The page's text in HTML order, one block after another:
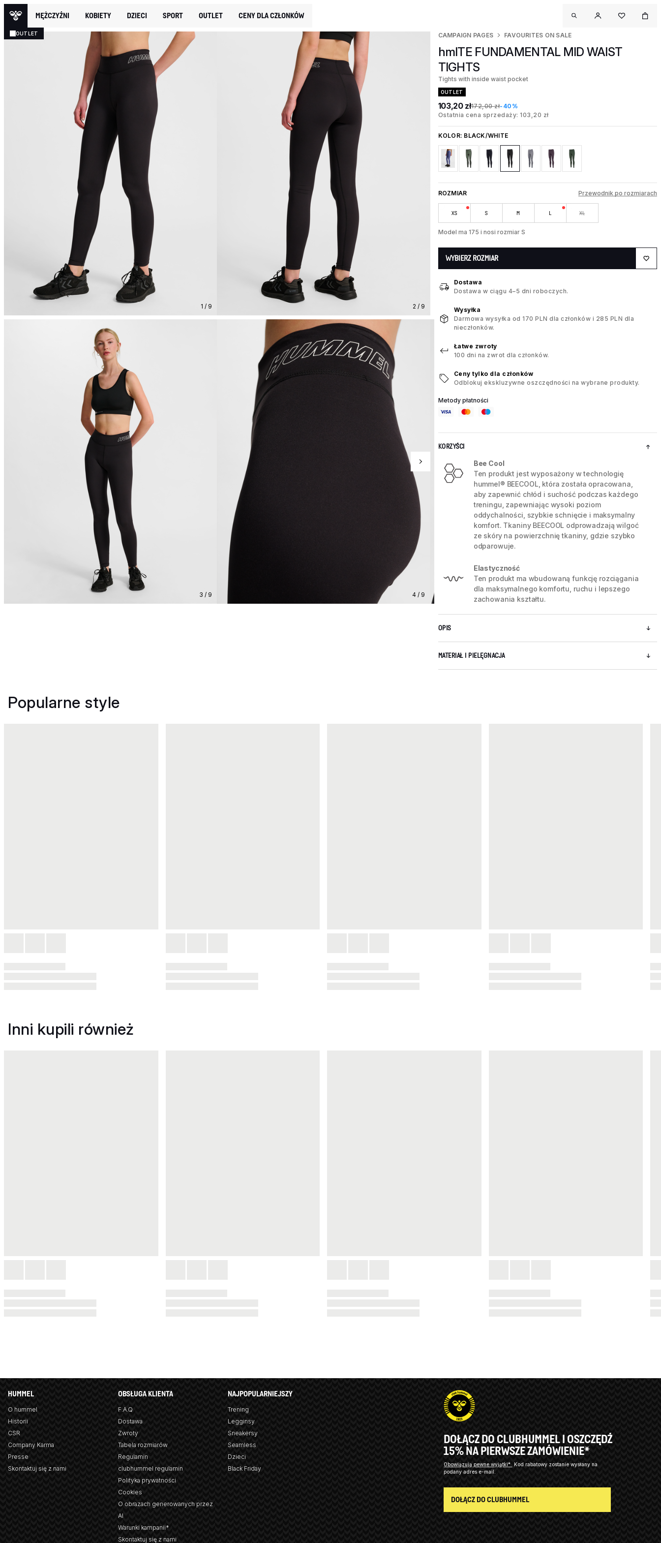
MĘŻCZYŹNI KOBIETY DZIECI SPORT OUTLET CENY DLA CZŁONKÓW
OUTLET
1 / 9 2 / 9
3 / 9 4 / 9
CAMPAIGN PAGES FAVOURITES ON SALE
hmlTE FUNDAMENTAL MID WAIST
TIGHTS
Tights with inside waist pocket
OUTLET
103,20 zł172,00 zł-40%
Ostatnia cena sprzedaży: 103,20 zł
KOLOR: BLACK/WHITE
ROZMIAR Przewodnik po rozmiarach
XS S M L XL
Model ma 175 i nosi rozmiar S
WYBIERZ ROZMIAR
Dostawa
Dostawa w ciągu 4–5 dni roboczych.
Wysyłka
Darmowa wysyłka od 170 PLN dla członków i 285 PLN dla
nieczłonków.
Łatwe zwroty
100 dni na zwrot dla członków.
Ceny tylko dla członków
Odblokuj ekskluzywne oszczędności na wybrane produkty.
Metody płatności
KORZYŚCI
Bee Cool
Ten produkt jest wyposażony w technologię
hummel® BEECOOL, która została opracowana,
aby zapewnić chłód i suchość podczas każdego
treningu, zapewniając wysoki poziom
oddychalności, szybkie schnięcie i maksymalny
komfort. Tkaniny BEECOOL odprowadzają wilgoć
ze skóry na powierzchnię tkaniny, gdzie szybko
odparowuje.
Elastyczność
Ten produkt ma wbudowaną funkcję rozciągania
dla maksymalnego komfortu, ruchu i lepszego
zachowania kształtu.
OPIS
MATERIAŁ I PIELĘGNACJA
Popularne style
Inni kupili również
HUMMEL
O hummel
Historii
CSR
Company Karma
Presse
Skontaktuj się z nami
OBSŁUGA KLIENTA
F.A.Q
Dostawa
Zwroty
Tabela rozmiarów
Regulamin
clubhummel regulamin
Polityka prywatności
Cookies
O obrazach generowanych przez
AI
Warunki kampanii*
Skontaktuj się z nami
NAJPOPULARNIEJSZY
Trening
Legginsy
Sneakersy
Seamless
Dzieci
Black Friday
DOŁĄCZ DO CLUBHUMMEL I OSZCZĘDŹ
15% NA PIERWSZE ZAMÓWIENIE*
Obowiązują pewne wyjątki*
Kod rabatowy zostanie wysłany na
podany adres e-mail.
DOŁĄCZ DO CLUBHUMMEL